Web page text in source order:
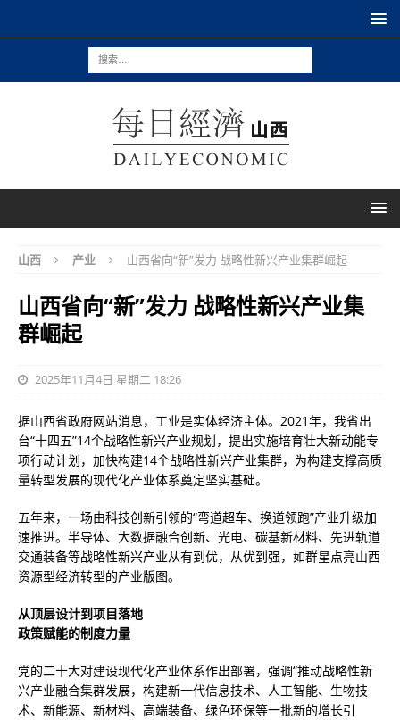
山西 产业 山西省向“新”发力 战略性新兴产业集群崛起
山西省向“新”发力 战略性新兴产业集
群崛起
2025年11月4日 星期二 18:26
据山西省政府网站消息，工业是实体经济主体。2021年，我省出
台“十四五”14个战略性新兴产业规划，提出实施培育壮大新动能专
项行动计划，加快构建14个战略性新兴产业集群，为构建支撑高质
量转型发展的现代化产业体系奠定坚实基础。
五年来，一场由科技创新引领的“弯道超车、换道领跑”产业升级加
速推进。半导体、大数据融合创新、光电、碳基新材料、先进轨道
交通装备等战略性新兴产业从有到优，从优到强，如群星点亮山西
资源型经济转型的产业版图。
从顶层设计到项目落地
政策赋能的制度力量
党的二十大对建设现代化产业体系作出部署，强调“推动战略性新
兴产业融合集群发展，构建新一代信息技术、人工智能、生物技
术、新能源、新材料、高端装备、绿色环保等一批新的增长引